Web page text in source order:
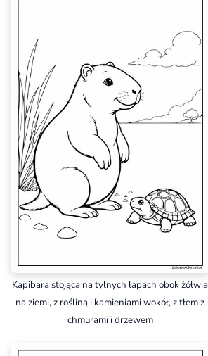
Kapibara stojąca na tylnych łapach obok żółwia
na ziemi, z rośliną i kamieniami wokół, z tłem z
chmurami i drzewem